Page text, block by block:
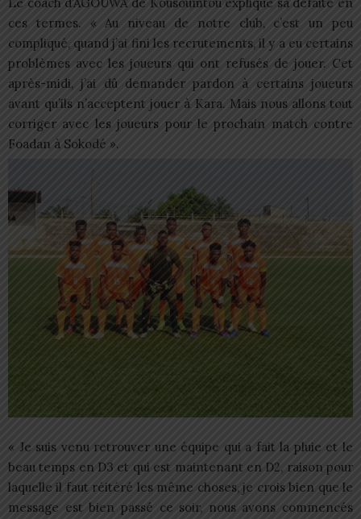
Le coach d’AGOUWA de Kousoumtou explique sa défaite en
ces termes. « Au niveau de notre club, c’est un peu
compliqué, quand j’ai fini les recrutements, il y a eu certains
problèmes avec les joueurs qui ont refusés de jouer. Cet
après-midi, j’ai dû demander pardon à certains joueurs
avant qu’ils n’acceptent jouer à Kara. Mais nous allons tout
corriger avec les joueurs pour le prochain match contre
Foadan à Sokodé ».
« Je suis venu retrouver une équipe qui a fait la pluie et le
beau temps en D3 et qui est maintenant en D2, raison pour
laquelle il faut réitéré les même choses, je crois bien que le
message est bien passé ce soir, nous avons commencés